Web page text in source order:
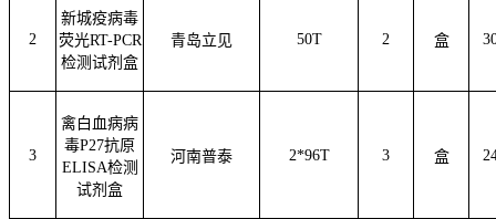
2
新城疫病毒
荧光RT-PCR
检测试剂盒
青岛立见 50T 2 盒
3
禽白血病病
毒P27抗原
ELISA检测
试剂盒
河南普泰 2*96T 3 盒